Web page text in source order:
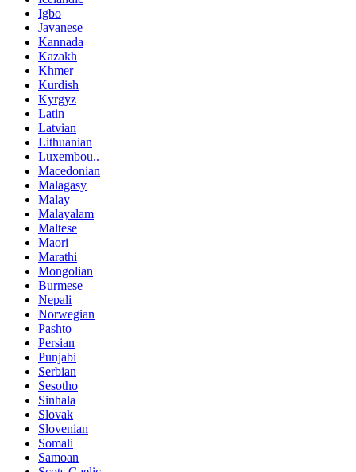
Igbo
Javanese
Kannada
Kazakh
Khmer
Kurdish
Kyrgyz
Latin
Latvian
Lithuanian
Luxembou..
Macedonian
Malagasy
Malay
Malayalam
Maltese
Maori
Marathi
Mongolian
Burmese
Nepali
Norwegian
Pashto
Persian
Punjabi
Serbian
Sesotho
Sinhala
Slovak
Slovenian
Somali
Samoan